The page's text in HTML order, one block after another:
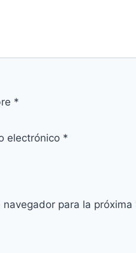
*
electrónico *
para la próxima